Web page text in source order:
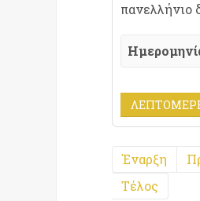
πανελλήνιο
Έναρξη
Τέλος